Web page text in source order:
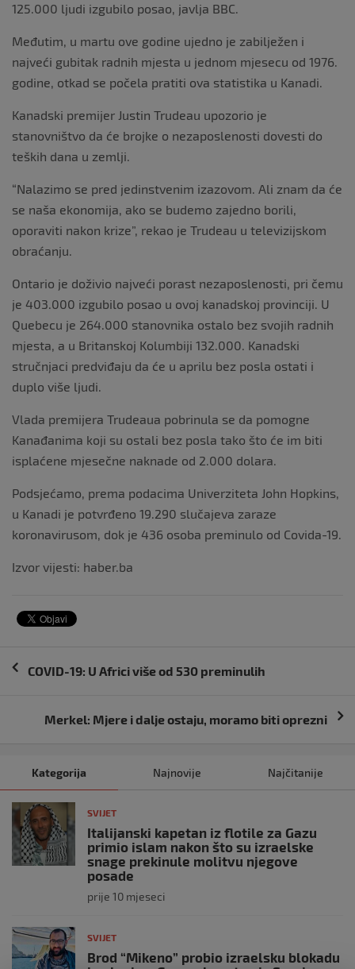
125.000 ljudi izgubilo posao, javlja BBC.
Međutim, u martu ove godine ujedno je zabilježen i
najveći gubitak radnih mjesta u jednom mjesecu od 1976.
godine, otkad se počela pratiti ova statistika u Kanadi.
Kanadski premijer Justin Trudeau upozorio je
stanovništvo da će brojke o nezaposlenosti dovesti do
teških dana u zemlji.
“Nalazimo se pred jedinstvenim izazovom. Ali znam da će
se naša ekonomija, ako se budemo zajedno borili,
oporaviti nakon krize”, rekao je Trudeau u televizijskom
obraćanju.
Ontario je doživio najveći porast nezaposlenosti, pri čemu
je 403.000 izgubilo posao u ovoj kanadskoj provinciji. U
Quebecu je 264.000 stanovnika ostalo bez svojih radnih
mjesta, a u Britanskoj Kolumbiji 132.000. Kanadski
stručnjaci predviđaju da će u aprilu bez posla ostati i
duplo više ljudi.
Vlada premijera Trudeaua pobrinula se da pomogne
Kanađanima koji su ostali bez posla tako što će im biti
isplaćene mjesečne naknade od 2.000 dolara.
Podsjećamo, prema podacima Univerziteta John Hopkins,
u Kanadi je potvrđeno 19.290 slučajeva zaraze
koronavirusom, dok je 436 osoba preminulo od Covida-19.
Izvor vijesti: haber.ba
Navigacija
COVID-19: U Africi više od 530 preminulih
Merkel: Mjere i dalje ostaju, moramo biti oprezni
Kategorija Najnovije Najčitanije
SVIJET
Italijanski kapetan iz flotile za Gazu
primio islam nakon što su izraelske
snage prekinule molitvu njegove
posade
prije 10 mjeseci
SVIJET
Brod “Mikeno” probio izraelsku blokadu